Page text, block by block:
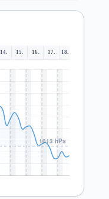
14. 15. 16. 17. 18.